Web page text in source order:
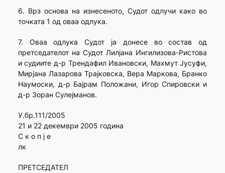
6. Врз основа на изнесеното, Судот одлучи како во
точката 1 од оваа одлука.
7. Оваа одлука Судот ја донесе во состав од
претседателот на Судот Лилјана Ингилизова-Ристова
и судиите д-р Трендафил Ивановски, Махмут Јусуфи,
Мирјана Лазарова Трајковска, Вера Маркова, Бранко
Наумоски, д-р Бајрам Положани, Игор Спировски и
д-р Зоран Сулејманов.
У.бр.111/2005
21 и 22 декември 2005 година
С к о п ј е
лк
ПРЕТСЕДАТЕЛ